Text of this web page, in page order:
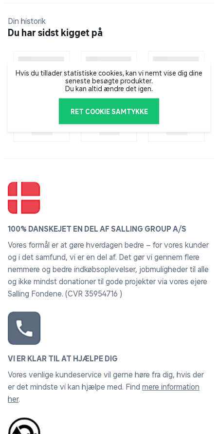
Din historik
Du har sidst kigget på
Hvis du tillader statistiske cookies, kan vi nemt vise dig dine
seneste besøgte produkter.
Du kan altid ændre det igen.
RET COOKIE SAMTYKKE
100% DANSKEJET EN DEL AF SALLING GROUP A/S
Vores formål er at gøre hverdagen bedre – for vores kunder
og i det samfund, vi er en del af. Det gør vi gennem flere
nemmere og bedre indkøbsoplevelser, jobmuligheder til alle
og ikke mindst donationer til gode projekter via vores ejere
Salling Fondene. (CVR 35954716 )
VI ER KLAR TIL AT HJÆLPE DIG
Vores venlige kundeservice vil gerne høre fra dig, hvis der
er det mindste vi kan hjælpe med. Find mere information
her.